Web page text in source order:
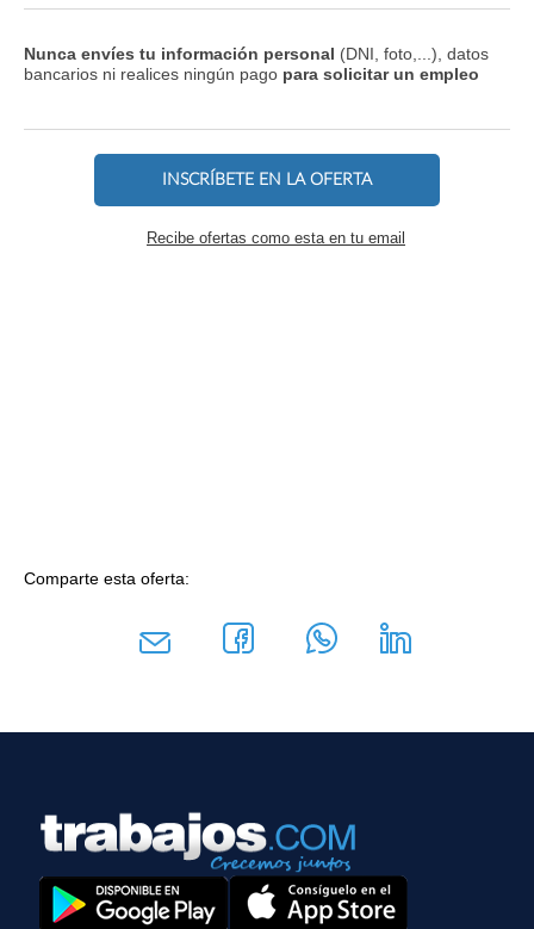
Nunca envíes tu información personal (DNI, foto,...), datos
bancarios ni realices ningún pago para solicitar un empleo
INSCRÍBETE EN LA OFERTA
Recibe ofertas como esta en tu email
Comparte esta oferta: